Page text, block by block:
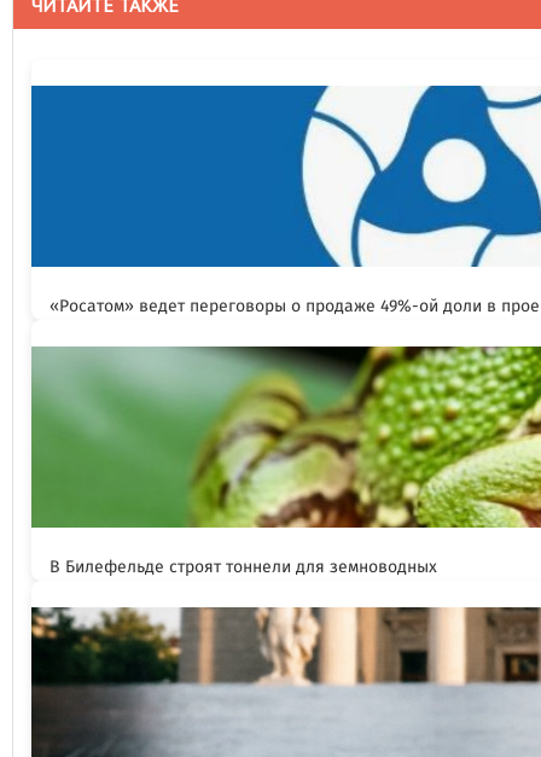
ЧИТАЙТЕ ТАКЖЕ
«Росатом» ведет переговоры о продаже 49%-ой доли в
В Билефельде строят тоннели для земноводных